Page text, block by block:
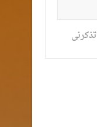
تذكرنى